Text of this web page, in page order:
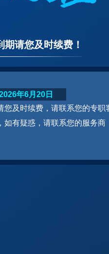
请您及时续费！
您及时续费，请联系您的专职
如有疑惑，请联系您的服务商
年6月20日